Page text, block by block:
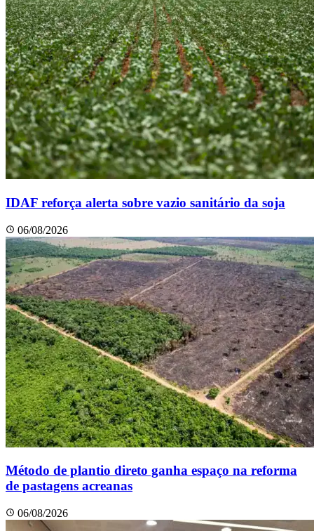
IDAF reforça alerta sobre vazio sanitário da soja
06/08/2026
Método de plantio direto ganha espaço na reforma
de pastagens acreanas
06/08/2026